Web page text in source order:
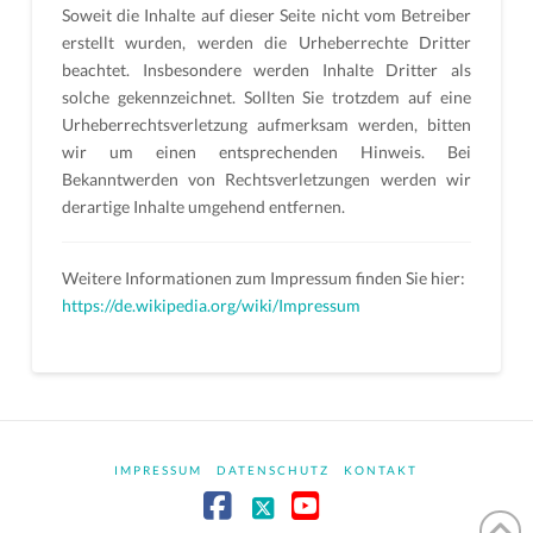
Soweit die Inhalte auf dieser Seite nicht vom Betreiber
erstellt wurden, werden die Urheberrechte Dritter
beachtet. Insbesondere werden Inhalte Dritter als
solche gekennzeichnet. Sollten Sie trotzdem auf eine
Urheberrechtsverletzung aufmerksam werden, bitten
wir um einen entsprechenden Hinweis. Bei
Bekanntwerden von Rechtsverletzungen werden wir
derartige Inhalte umgehend entfernen.
Weitere Informationen zum Impressum finden Sie hier:
https://de.wikipedia.org/wiki/Impressum
IMPRESSUM DATENSCHUTZ KONTAKT